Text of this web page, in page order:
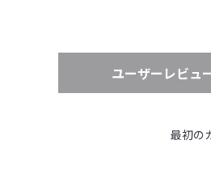
ユーザーレビュ
最初の